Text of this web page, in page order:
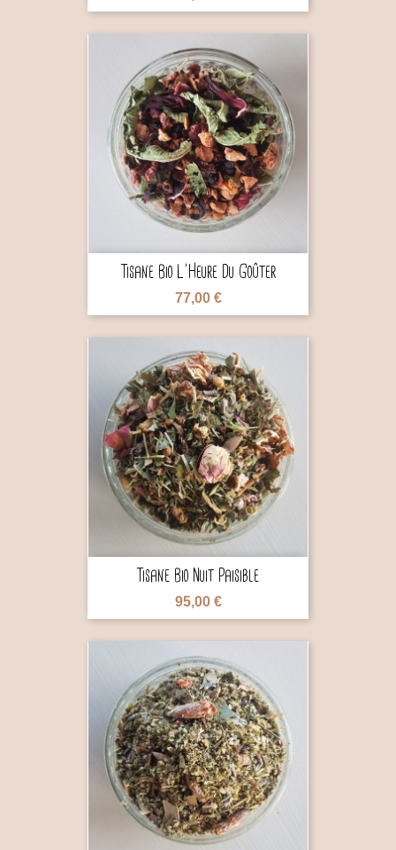

Tisane Bio L'Heure Du Goûter
77,00 €

Tisane Bio Nuit Paisible
95,00 €
